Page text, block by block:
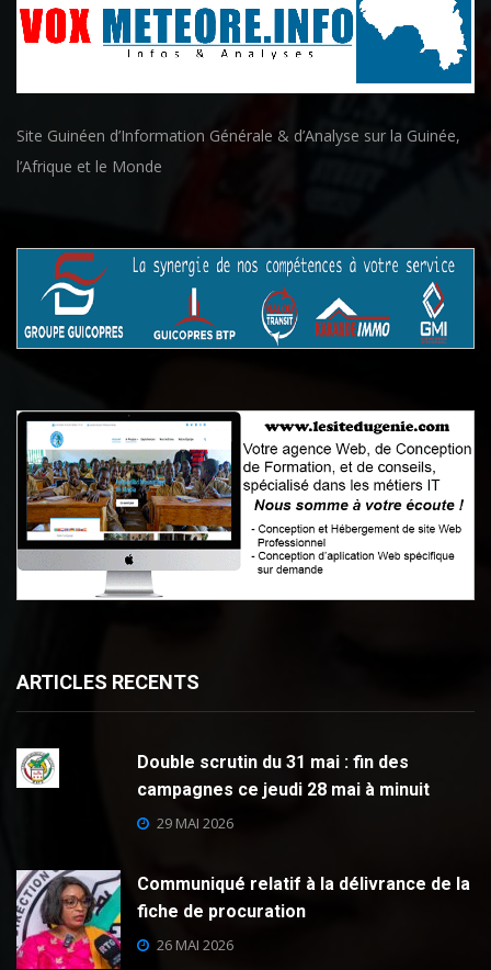
Site Guinéen d’Information Générale & d’Analyse sur la Guinée,
l’Afrique et le Monde
ARTICLES RECENTS
Double scrutin du 31 mai : fin des
campagnes ce jeudi 28 mai à minuit
29 MAI 2026
Communiqué relatif à la délivrance de la
fiche de procuration
26 MAI 2026